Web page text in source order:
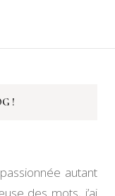
!
autant